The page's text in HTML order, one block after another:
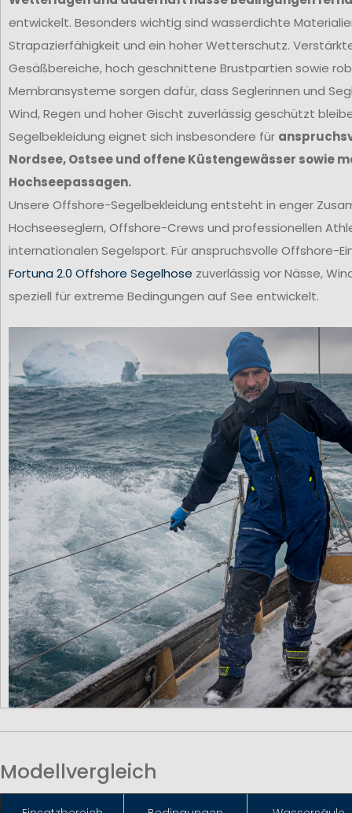
entwickelt. Besonders wichtig sind wasserdichte
Strapazierfähigkeit und ein hoher Wetterschutz.
Gesäßbereiche, hoch geschnittene Brustpartien sowie
Membransysteme sorgen dafür, dass Seglerinnen und
Wind, Regen und hoher Gischt zuverlässig geschützt
Segelbekleidung eignet sich insbesondere für
Nordsee, Ostsee und offene Küstengewässer sowie
Hochseepassagen.
Unsere Offshore-Segelbekleidung entsteht in enger
Hochseeseglern, Offshore-Crews und professionellen
internationalen Segelsport. Für anspruchsvolle Offshore-
Fortuna 2.0 Offshore Segelhose zuverlässig vor Nässe,
speziell für extreme Bedingungen auf See entwickelt.
Modellvergleich